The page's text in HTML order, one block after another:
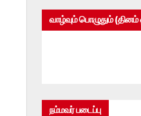
வாழ்வும் பொழுதும் (தினம்
நம்மவர் படைப்பு